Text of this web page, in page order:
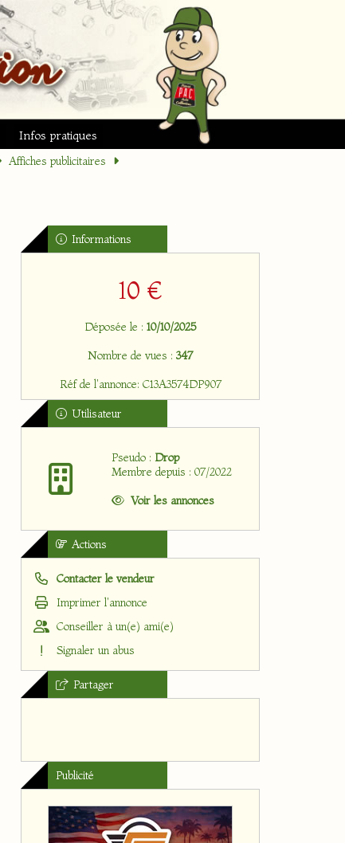
Infos pratiques
Affiches publicitaires
Informations
10 €
Déposée le : 10/10/2025
Nombre de vues : 347
Réf de l'annonce: C13A3574DP907
Utilisateur
Pseudo : Drop
Membre depuis : 07/2022
Voir les annonces
Actions
Contacter le vendeur
Imprimer l'annonce
Conseiller à un(e) ami(e)
Signaler un abus
Partager
Publicité